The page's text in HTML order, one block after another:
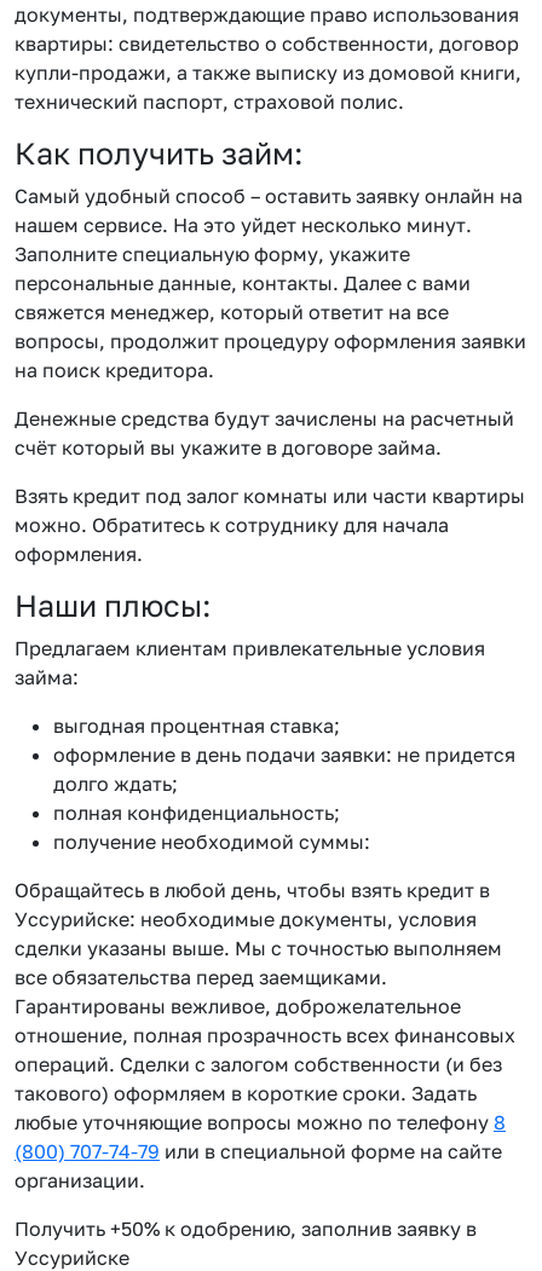
документы, подтверждающие право использования
квартиры: свидетельство о собственности, договор
купли-продажи, а также выписку из домовой книги,
технический паспорт, страховой полис.
Как получить займ:
Самый удобный способ – оставить заявку онлайн на
нашем сервисе. На это уйдет несколько минут.
Заполните специальную форму, укажите
персональные данные, контакты. Далее с вами
свяжется менеджер, который ответит на все
вопросы, продолжит процедуру оформления заявки
на поиск кредитора.
Денежные средства будут зачислены на расчетный
счёт который вы укажите в договоре займа.
Взять кредит под залог комнаты или части квартиры
можно. Обратитесь к сотруднику для начала
оформления.
Наши плюсы:
Предлагаем клиентам привлекательные условия
займа:
выгодная процентная ставка;
оформление в день подачи заявки: не придется
долго ждать;
полная конфиденциальность;
получение необходимой суммы:
Обращайтесь в любой день, чтобы взять кредит в
Уссурийске: необходимые документы, условия
сделки указаны выше. Мы с точностью выполняем
все обязательства перед заемщиками.
Гарантированы вежливое, доброжелательное
отношение, полная прозрачность всех финансовых
операций. Сделки с залогом собственности (и без
такового) оформляем в короткие сроки. Задать
любые уточняющие вопросы можно по телефону 8
(800) 707-74-79 или в специальной форме на сайте
организации.
Получить +50% к одобрению, заполнив заявку в
Уссурийске